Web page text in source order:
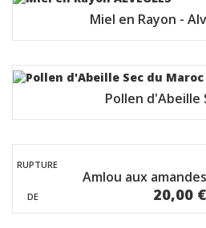
Miel en Rayon -
Pollen d'Abeille
Amlou aux
20,00 €
RUPTURE
DE